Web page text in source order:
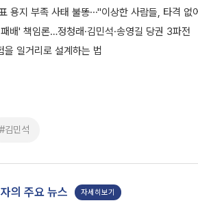
용지 부족 사태 불똥⋯"이상한 사람들, 타격 없
배' 책임론…정청래·김민석·송영길 당권 3파전
을 일거리로 설계하는 법
#김민석
의 주요 뉴스 자세히보기